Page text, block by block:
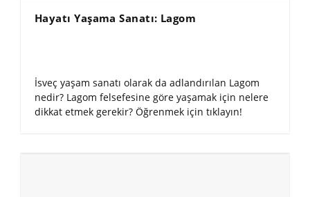
Hayatı Yaşama Sanatı: Lagom
İsveç yaşam sanatı olarak da adlandırılan Lagom
nedir? Lagom felsefesine göre yaşamak için nelere
dikkat etmek gerekir? Öğrenmek için tıklayın!